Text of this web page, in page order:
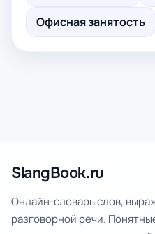
Офисная занятость
SlangBook.ru
Онлайн-словарь слов,
разговорной речи.